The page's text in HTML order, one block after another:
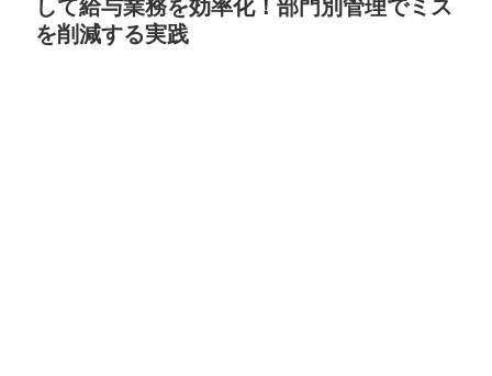
して給与業務を効率化！部門別管理でミス
を削減する実践